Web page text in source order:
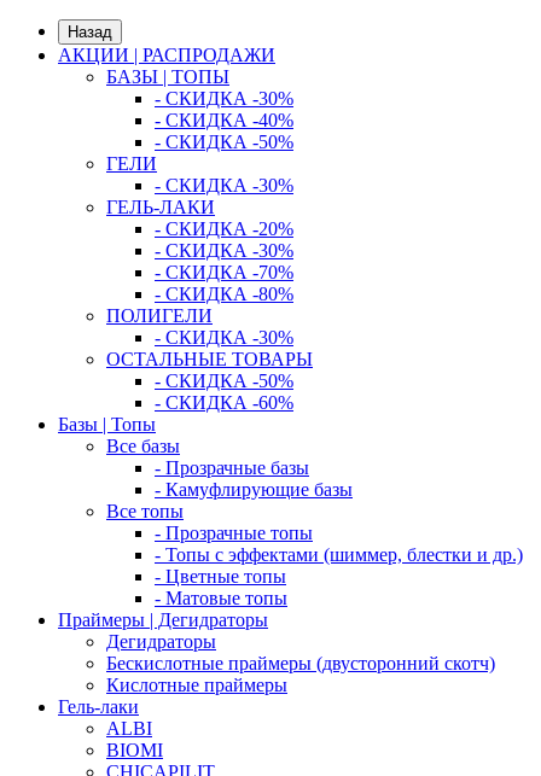
Назад
АКЦИИ | РАСПРОДАЖИ
БАЗЫ | ТОПЫ
- СКИДКА -30%
- СКИДКА -40%
- СКИДКА -50%
ГЕЛИ
- СКИДКА -30%
ГЕЛЬ-ЛАКИ
- СКИДКА -20%
- СКИДКА -30%
- СКИДКА -70%
- СКИДКА -80%
ПОЛИГЕЛИ
- СКИДКА -30%
ОСТАЛЬНЫЕ ТОВАРЫ
- СКИДКА -50%
- СКИДКА -60%
Базы | Топы
Все базы
- Прозрачные базы
- Камуфлирующие базы
Все топы
- Прозрачные топы
- Топы с эффектами (шиммер, блестки и др.)
- Цветные топы
- Матовые топы
Праймеры | Дегидраторы
Дегидраторы
Бескислотные праймеры (двусторонний скотч)
Кислотные праймеры
Гель-лаки
ALBI
BIOMI
CHICAPILIT